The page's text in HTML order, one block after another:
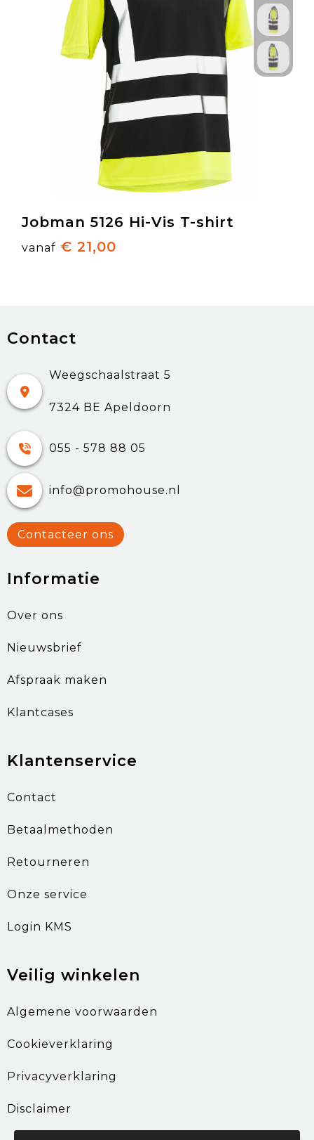
Jobman 5126 Hi-Vis T-shirt
vanaf € 21,00
Contact
Weegschaalstraat 5
7324 BE Apeldoorn
055 - 578 88 05
info@promohouse.nl
Contacteer ons
Informatie
Over ons
Nieuwsbrief
Afspraak maken
Klantcases
Klantenservice
Contact
Betaalmethoden
Retourneren
Onze service
Login KMS
Veilig winkelen
Algemene voorwaarden
Cookieverklaring
Privacyverklaring
Disclaimer